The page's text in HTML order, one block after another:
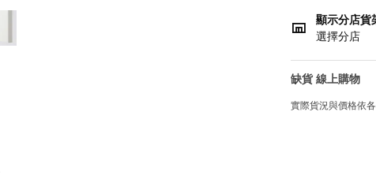
顯示分店貨
選擇分店
缺貨 線上購物
實際貨況與價格依